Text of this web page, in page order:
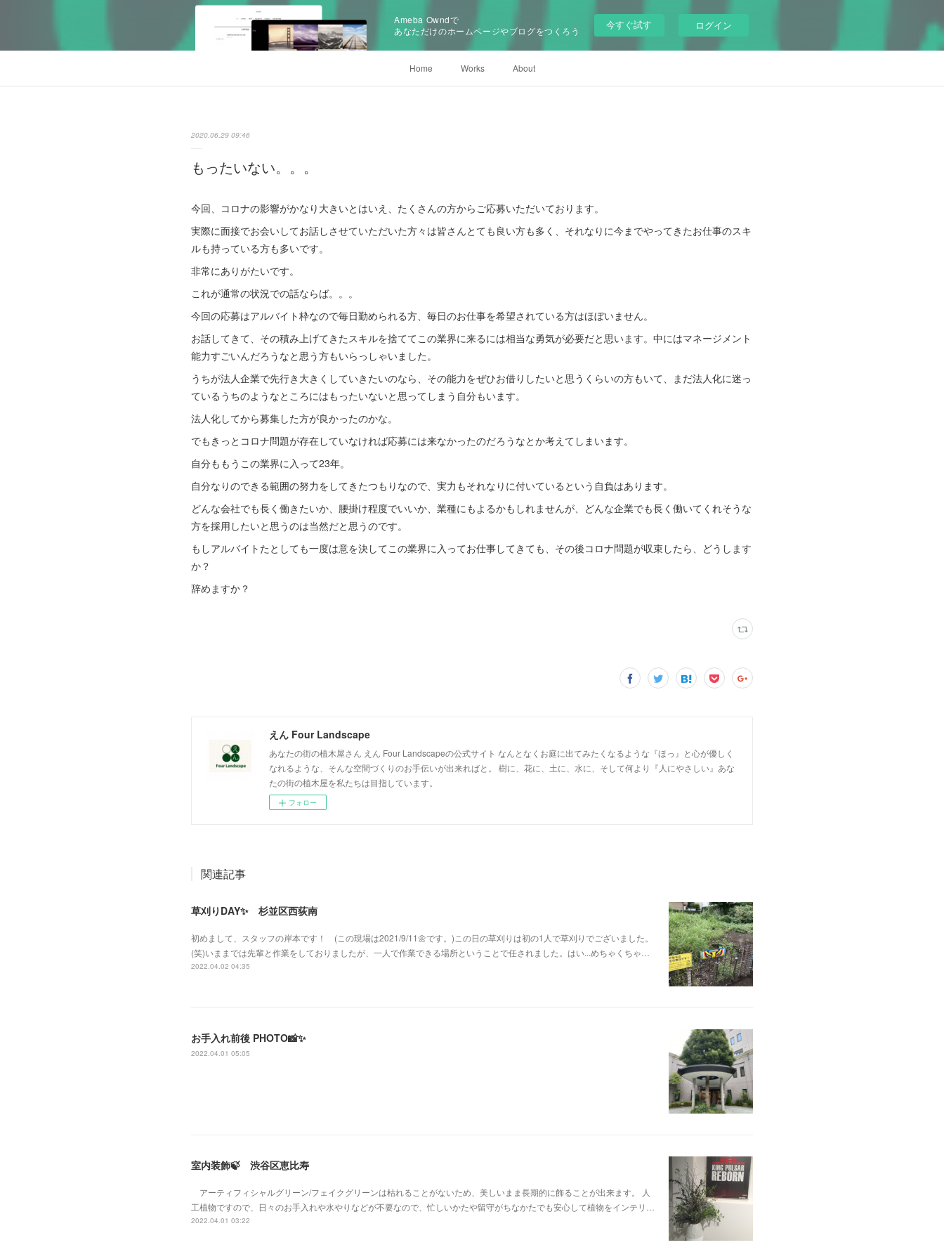
Ameba Owndで
あなただけのホームページやブログをつくろう
今すぐ試す ログイン
Home Works About
2020.06.29 09:46
もったいない。。。
今回、コロナの影響がかなり大きいとはいえ、たくさんの方からご応募いただいております。
実際に面接でお会いしてお話しさせていただいた方々は皆さんとても良い方も多く、それなりに今までやってきたお仕事のスキ
ルも持っている方も多いです。
非常にありがたいです。
これが通常の状況での話ならば。。。
今回の応募はアルバイト枠なので毎日勤められる方、毎日のお仕事を希望されている方はほぼいません。
お話してきて、その積み上げてきたスキルを捨ててこの業界に来るには相当な勇気が必要だと思います。中にはマネージメント
能力すごいんだろうなと思う方もいらっしゃいました。
うちが法人企業で先行き大きくしていきたいのなら、その能力をぜひお借りしたいと思うくらいの方もいて、まだ法人化に迷っ
ているうちのようなところにはもったいないと思ってしまう自分もいます。
法人化してから募集した方が良かったのかな。
でもきっとコロナ問題が存在していなければ応募には来なかったのだろうなとか考えてしまいます。
自分ももうこの業界に入って23年。
自分なりのできる範囲の努力をしてきたつもりなので、実力もそれなりに付いているという自負はあります。
どんな会社でも長く働きたいか、腰掛け程度でいいか、業種にもよるかもしれませんが、どんな企業でも長く働いてくれそうな
方を採用したいと思うのは当然だと思うのです。
もしアルバイトたとしても一度は意を決してこの業界に入ってお仕事してきても、その後コロナ問題が収束したら、どうします
か？
辞めますか？
えん Four Landscape
あなたの街の植木屋さん えん Four Landscapeの公式サイト なんとなくお庭に出てみたくなるような『ほっ』と心が優しく
なれるような、そんな空間づくりのお手伝いが出来ればと。 樹に、花に、土に、水に、そして何より『人にやさしい』あな
たの街の植木屋を私たちは目指しています。
フォロー
関連記事
草刈りDAY✨ 杉並区西荻南
初めまして、スタッフの岸本です！ (この現場は2021/9/11🌼です。)この日の草刈りは初の1人で草刈りでございました。
(笑)いままでは先輩と作業をしておりましたが、一人で作業できる場所ということで任されました。はい...めちゃくちゃ…
2022.04.02 04:35
お手入れ前後 PHOTO📸✨
2022.04.01 05:05
室内装飾🍃 渋谷区恵比寿
アーティフィシャルグリーン/フェイクグリーンは枯れることがないため、美しいまま長期的に飾ることが出来ます。 人
工植物ですので、日々のお手入れや水やりなどが不要なので、忙しいかたや留守がちなかたでも安心して植物をインテリ…
2022.04.01 03:22